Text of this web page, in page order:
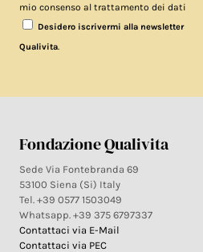
mio consenso al trattamento dei dati
Desidero iscrivermi alla newsletter
Qualivita
Fondazione Qualivita
Sede Via Fontebranda 69
53100 Siena (Si) Italy
Tel. +39 0577 1503049
Whatsapp. +39 375 6797337
Contattaci via E-Mail
Contattaci via PEC